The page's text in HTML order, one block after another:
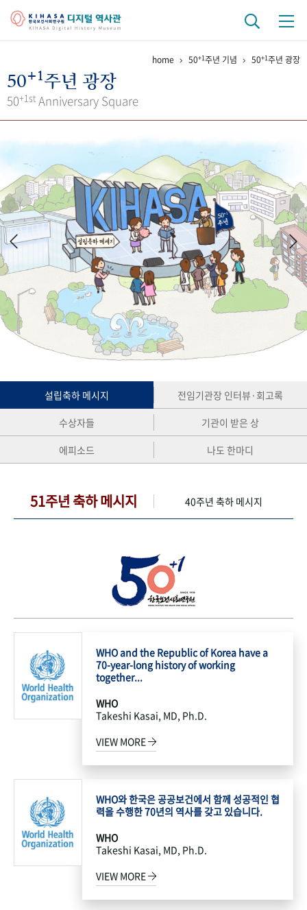
걸어온 길 기관 변천사
키워드로 보는 연구 역사
연구자들
간행물 변천사
기록물 아카이브
사진 아카이브 문서 기록물 행정박물 영상 기록물
50+1 주년 기념
성과 50선 숫자로 보는 50년 50
주년 광장
세계와 함께 한 KIHASA
VR 역사관
home 50+1주년 기념 50+1주년 광장
50+1주년 광장
50+1st Anniversary Square
설립축하 메시지
전임기관장 인터뷰·회고록
수상자들
기관이 받은 상
에피소드
나도 한마디
51주년 축하 메시지 40주년 축하 메시지
WHO and the Republic of Korea have a
70-year-long history of working
together...
WHO
Takeshi Kasai, MD, Ph.D.
VIEW MORE
WHO와 한국은 공공보건에서 함께 성공적인 협
력을 수행한 70년의 역사를 갖고 있습니다.
WHO
Takeshi Kasai, MD, Ph.D.
VIEW MORE